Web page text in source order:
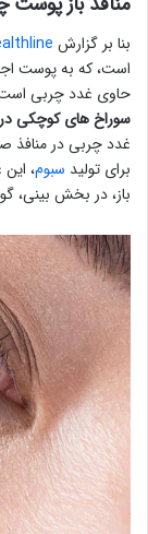
بنا بر گزارش
است، که به پوست
حاوی غدد چربی است
سوراخ های کوچکی
غدد چربی در منافذ
برای تولید سبوم،
باز، در بخش بینی،